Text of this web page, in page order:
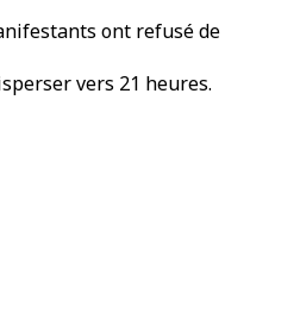
ont refusé de
vers 21 heures.